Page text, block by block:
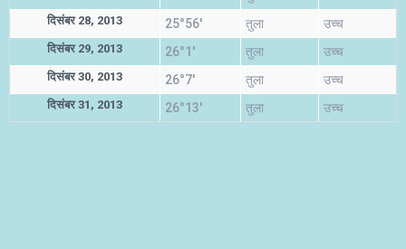
दिसंबर 28, 2013 25°56' तुला उच्च
दिसंबर 29, 2013 26°1' तुला उच्च
दिसंबर 30, 2013 26°7' तुला उच्च
दिसंबर 31, 2013 26°13' तुला उच्च